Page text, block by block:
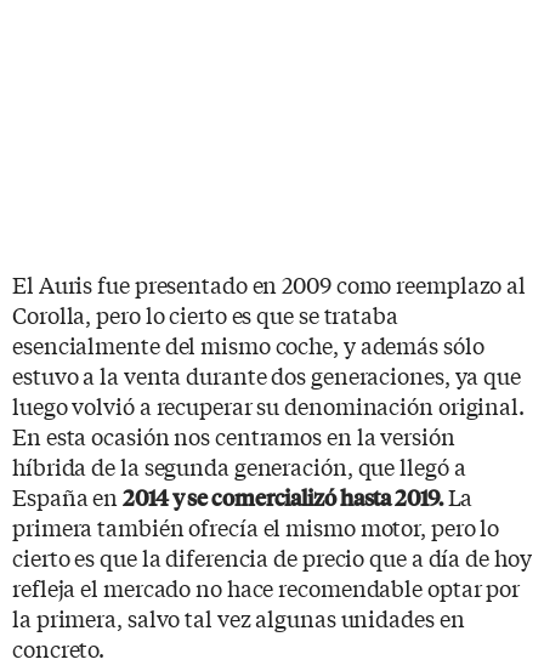
El Auris fue presentado en 2009 como reemplazo al
Corolla, pero lo cierto es que se trataba
esencialmente del mismo coche, y además sólo
estuvo a la venta durante dos generaciones, ya que
luego volvió a recuperar su denominación original.
En esta ocasión nos centramos en la versión
híbrida de la segunda generación, que llegó a
España en2014 y se comercializó hasta 2019.La
primera también ofrecía el mismo motor, pero lo
cierto es que la diferencia de precio que a día de hoy
refleja el mercado no hace recomendable optar por
la primera, salvo tal vez algunas unidades en
concreto.